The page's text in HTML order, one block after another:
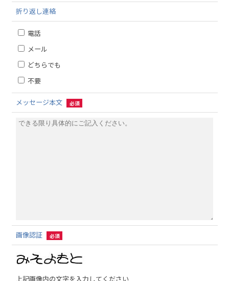
折り返し連絡
電話
メール
どちらでも
不要
メッセージ本文 必須
画像認証 必須
上記画像内の文字を入力してください